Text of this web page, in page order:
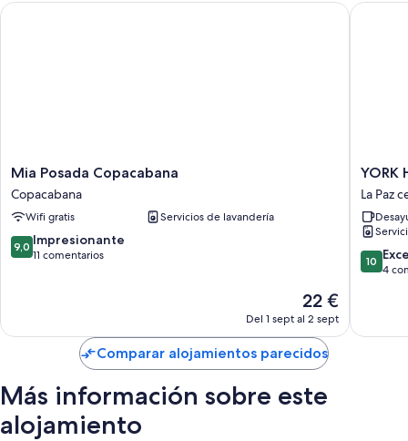
Mia
Posada
Copacabana
Copacabana
Mia Posada Copacabana
Copacabana
Wifi gratis Servicios de lavandería
9.0
sobre
9,0 Impresionante
11 comentarios
El
precio
actual
es
de
22 €
Del 1 sept al 2 sept
Mia Posada Copacabana
YORK
HOUSE
La
Paz
centro
YORK
La Paz
10.0
sobre
10
4
YORK
Comparar alojamientos parecidos
Más información sobre este
alojamiento